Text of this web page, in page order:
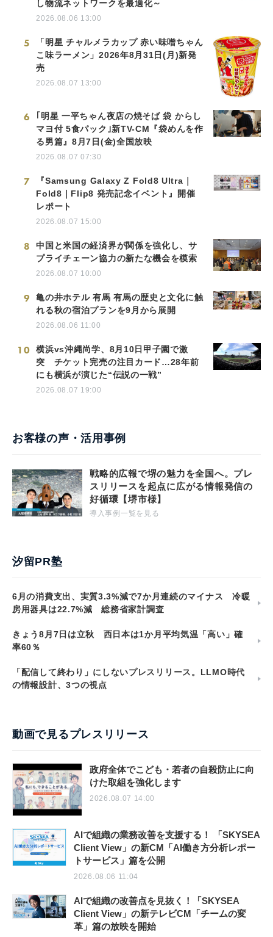
し物流ネットワークを最適化～
2026.08.06 13:00
5
「明星 チャルメラカップ 赤い味噌ちゃん
こ味ラーメン」2026年8月31日(月)新発
売
2026.08.07 13:00
6
｢明星 一平ちゃん夜店の焼そば 袋 からし
マヨ付 5食パック｣新TV-CM『袋めんを作
る男篇』8月7日(金)全国放映
2026.08.07 07:30
7
『Samsung Galaxy Z Fold8 Ultra｜
Fold8｜Flip8 発売記念イベント』開催
レポート
2026.08.07 15:00
8
中国と米国の経済界が関係を強化し、サ
プライチェーン協力の新たな機会を模索
2026.08.07 10:00
9
亀の井ホテル 有馬 有馬の歴史と文化に触
れる秋の宿泊プランを9月から展開
2026.08.06 11:00
10
横浜vs沖縄尚学、8月10日甲子園で激
突 チケット完売の注目カード…28年前
にも横浜が演じた“伝説の一戦”
2026.08.07 19:00
お客様の声・活用事例
戦略的広報で堺の魅力を全国へ。プレ
スリリースを起点に広がる情報発信の
好循環【堺市様】
導入事例一覧を見る
汐留PR塾
6月の消費支出、実質3.3%減で7か月連続のマイナス 冷暖
房用器具は22.7%減 総務省家計調査
きょう8月7日は立秋 西日本は1か月平均気温「高い」確
率60％
「配信して終わり」にしないプレスリリース。LLMO時代
の情報設計、3つの視点
動画で見るプレスリリース
政府全体でこども・若者の自殺防止に向
けた取組を強化します
2026.08.07 14:00
AIで組織の業務改善を支援する！ 「SKYSEA
Client View」の新CM「AI働き方分析レポー
トサービス」篇を公開
2026.08.06 11:04
AIで組織の改善点を見抜く！「SKYSEA
Client View」の新テレビCM「チームの変
革」篇の放映を開始